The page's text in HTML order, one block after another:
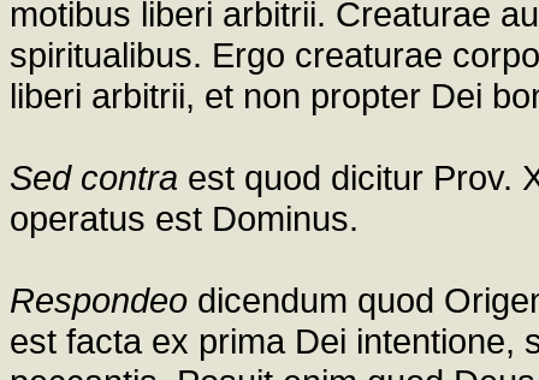
motibus liberi arbitrii. Creaturae
spiritualibus. Ergo creaturae
liberi arbitrii, et non propter Dei
Sed contra est quod dicitur Prov.
operatus est Dominus.
Respondeo dicendum quod
est facta ex prima Dei intentione,